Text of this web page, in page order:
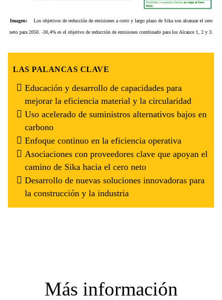
Imagen: Los objetivos de reducción de emisiones a corto y largo plazo de Sika son alcanzar el cero
neto para 2050. -30,4% es el objetivo de reducción de emisiones combinado para los Alcance 1, 2 y 3.
LAS PALANCAS CLAVE
Educación y desarrollo de capacidades para
mejorar la eficiencia material y la circularidad
Uso acelerado de suministros alternativos bajos en
carbono
Enfoque continuo en la eficiencia operativa
Asociaciones con proveedores clave que apoyan el
camino de Sika hacia el cero neto
Desarrollo de nuevas soluciones innovadoras para
la construcción y la industria
Más información